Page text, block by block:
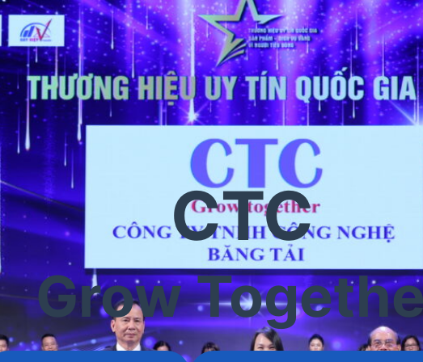
CTC
Grow